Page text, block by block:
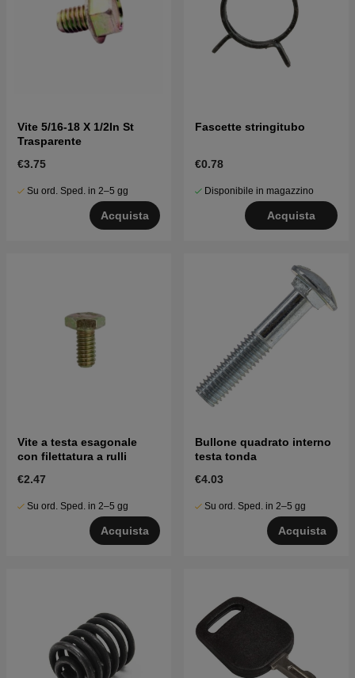
Vite 5/16-18 X 1/2In St
Trasparente
€3.75
Su ord. Sped. in 2–5 gg
Acquista
Fascette stringitubo
€0.78
Disponibile in magazzino
Acquista
Vite a testa esagonale
con filettatura a rulli
€2.47
Su ord. Sped. in 2–5 gg
Acquista
Bullone quadrato interno
testa tonda
€4.03
Su ord. Sped. in 2–5 gg
Acquista